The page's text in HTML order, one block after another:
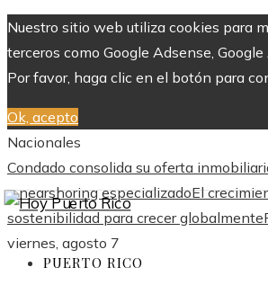
Nuestro sitio web utiliza cookies para
terceros como Google Adsense,
Por favor, haga clic en el botón para
Ok, acepto
Nacionales
Condado consolida su oferta
y nearshoring especializadoEl
sostenibilidad para crecer globalmente
viernes, agosto 7
PUERTO RICO